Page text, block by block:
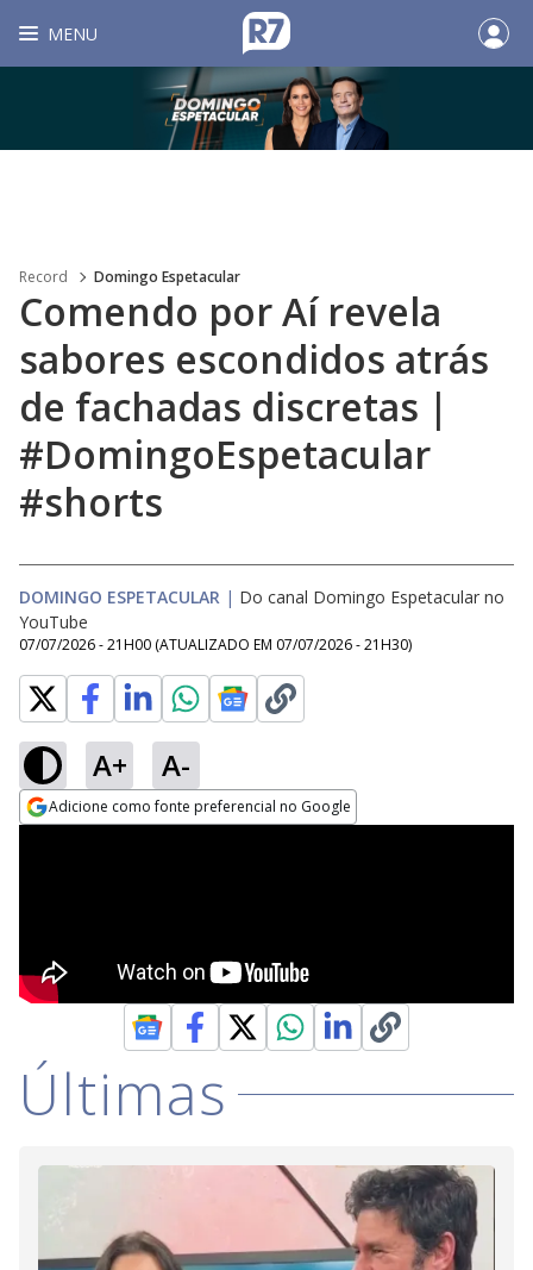
MENU
Record Domingo Espetacular
Comendo por Aí revela
sabores escondidos atrás
de fachadas discretas |
#DomingoEspetacular
#shorts
DOMINGO ESPETACULAR | Do canal Domingo Espetacular no
YouTube
07/07/2026 - 21H00 (ATUALIZADO EM 07/07/2026 - 21H30)
A+ A-
Adicione como fonte preferencial no Google
Últimas